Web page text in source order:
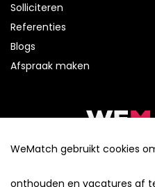
Solliciteren
Referenties
Blogs
Afspraak maken
Tel:
WeMatch gebruikt cookies
onthouden en vacatures af